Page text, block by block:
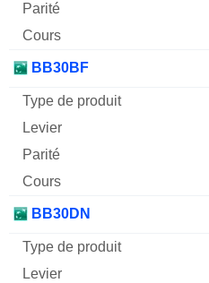
BB30BF
BB30DN